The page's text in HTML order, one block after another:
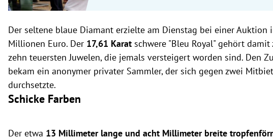
Der seltene blaue Diamant erzielte am Dienstag bei einer Auktion
Millionen Euro. Der 17,61 Karat schwere "Bleu Royal" gehört damit
zehn teuersten Juwelen, die jemals versteigert worden sind. Den
bekam ein anonymer privater Sammler, der sich gegen zwei
durchsetzte.
Schicke Farben
Der etwa 13 Millimeter lange und acht Millimeter breite